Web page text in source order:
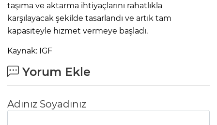
taşıma ve aktarma ihtiyaçlarını rahatlıkla
karşılayacak şekilde tasarlandı ve artık tam
kapasiteyle hizmet vermeye başladı.
Kaynak: IGF
Yorum Ekle
Adınız Soyadınız